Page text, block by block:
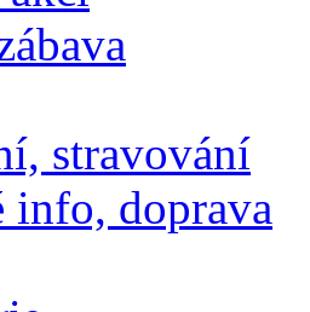
stravování
info, doprava